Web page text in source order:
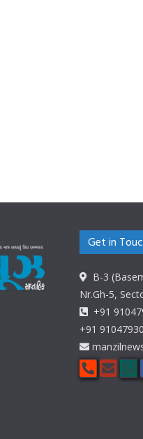
Get in
B-3
Nr.Gh-5,
+91
+91